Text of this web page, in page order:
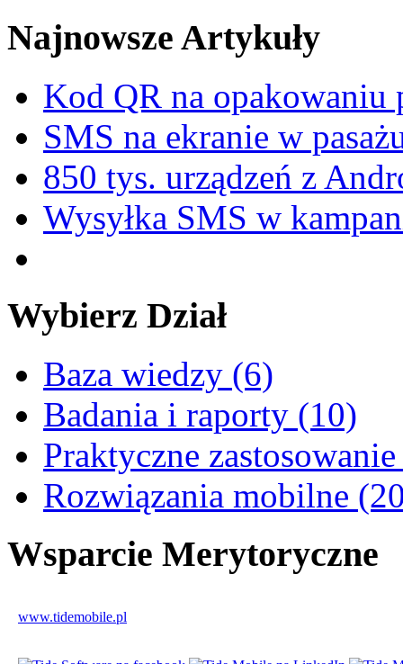
Najnowsze Artykuły
Kod QR na opakowaniu
SMS na ekranie w
850 tys. urządzeń z
Wysyłka SMS w
Wybierz Dział
Baza wiedzy (6)
Badania i raporty (10)
Praktyczne
Rozwiązania mobilne
Wsparcie Merytoryczne
www.tidemobile.pl